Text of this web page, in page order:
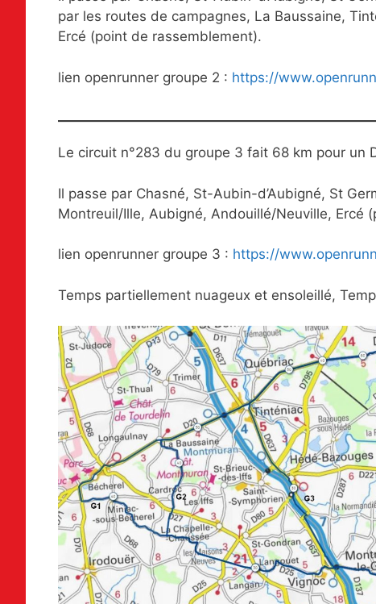
par les routes de campagnes, La Baussaine,
Ercé (point de rassemblement).
lien openrunner groupe 2 : https://
Le circuit n°283 du groupe 3 fait 68 km pour un
Il passe par Chasné, St-Aubin-d’Aubigné, St
Montreuil/Ille, Aubigné, Andouillé/Neuville, Ercé
lien openrunner groupe 3 : https://
Temps partiellement nuageux et ensoleillé,